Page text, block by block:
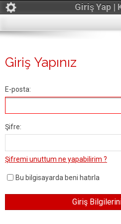
Giriş Yap |
Giriş Yapınız
E-posta:
Şifre:
Şifremi unuttum ne yapabilirim ?
Bu bilgisayarda beni hatırla